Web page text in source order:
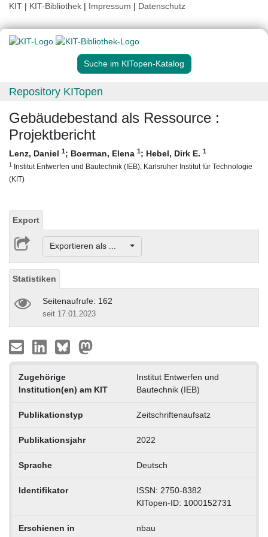
KIT | KIT-Bibliothek | Impressum | Datenschutz
Suche im KITopen-Katalog
Repository KITopen
Gebäudebestand als Ressource :
Projektbericht
Lenz, Daniel 1; Boerman, Elena 1; Hebel, Dirk E. 1
1 Institut Entwerfen und Bautechnik (IEB), Karlsruher Institut für Technologie
(KIT)
Export
Exportieren als ...
Statistiken
Seitenaufrufe: 162
seit 17.01.2023
Zugehörige
Institution(en) am KIT
Institut Entwerfen und
Bautechnik (IEB)
Publikationstyp Zeitschriftenaufsatz
Publikationsjahr 2022
Sprache Deutsch
Identifikator
ISSN: 2750-8382
KITopen-ID: 1000152731
Erschienen in nbau